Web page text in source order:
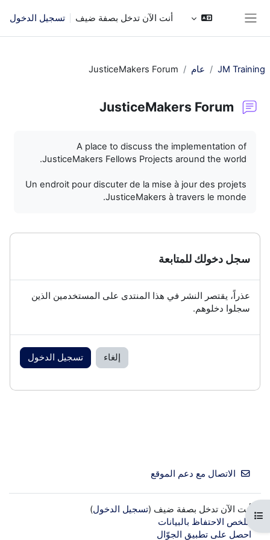
أنت الآن تدخل بصفة ضيف تسجيل الدخول
فتح فهرس المقرر
JM Training عام JusticeMakers Forum
JusticeMakers Forum
A place to discuss the implementation of
JusticeMakers Fellows Projects around the world.
Un endroit pour discuter de la mise à jour des projets
JusticeMakers à travers le monde.
سجل دخولك للمتابعة
عذراً، يقتصر النشر في هذا المنتدى على المستخدمين الذين
سجلوا دخلوهم.
إلغاء تسجيل الدخول
الاتصال مع دعم الموقع
أنت الآن تدخل بصفة ضيف (تسجيل الدخول)
ملخص الاحتفاظ بالبيانات
احصل على تطبيق الجوّال